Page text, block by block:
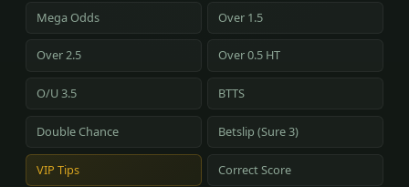
Mega Odds Over 1.5
Over 2.5 Over 0.5 HT
O/U 3.5 BTTS
Double Chance Betslip (Sure 3)
VIP Tips Correct Score